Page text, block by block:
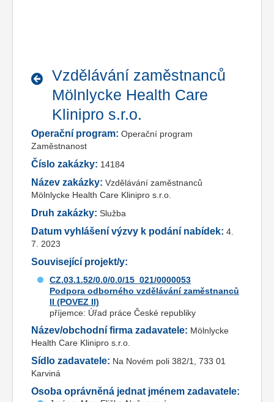
Vzdělávání zaměstnanců
Mölnlycke Health Care
Klinipro s.r.o.
Operační program: Operační program
Zaměstnanost
Číslo zakázky: 14184
Název zakázky: Vzdělávání zaměstnanců
Mölnlycke Health Care Klinipro s.r.o.
Druh zakázky: Služba
Datum vyhlášení výzvy k podání nabídek: 4.
7. 2023
Související projekt/y:
CZ.03.1.52/0.0/0.0/15_021/0000053
Podpora odborného vzdělávání zaměstnanců
II (POVEZ II)
příjemce: Úřad práce České republiky
Název/obchodní firma zadavatele: Mölnlycke
Health Care Klinipro s.r.o.
Sídlo zadavatele: Na Novém poli 382/1, 733 01
Karviná
Osoba oprávněná jednat jménem zadavatele: